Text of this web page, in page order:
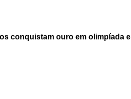
conquistam ouro em olimpíada